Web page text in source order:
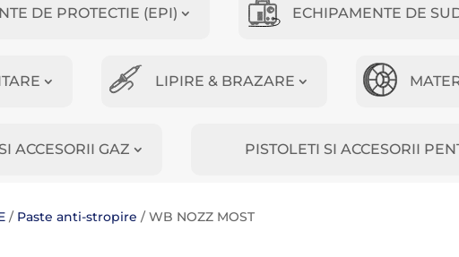
DE PROTECTIE (EPI) ECHIPAMENTE DE
LIPIRE & BRAZARE
ACCESORII GAZ PISTOLETI SI ACCESORII
/ Paste anti-stropire / WB NOZZ MOST